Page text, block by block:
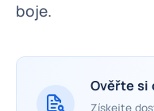
boje.
Ověřte si
Získejte